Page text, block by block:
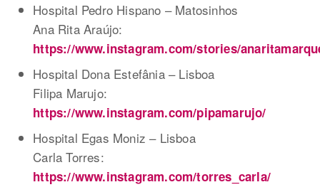
Hospital Pedro Hispano – Matosinhos
Ana Rita Araújo:
https://www.instagram.com/stories/
Hospital Dona Estefânia – Lisboa
Filipa Marujo:
https://www.instagram.com/pipamarujo/
Hospital Egas Moniz – Lisboa
Carla Torres:
https://www.instagram.com/torres_carla/